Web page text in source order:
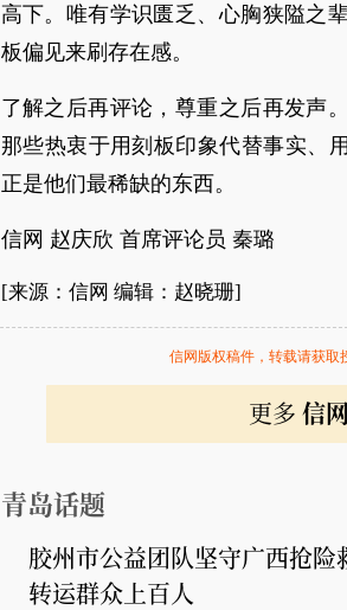
高下。唯有学识匮乏、心胸狭隘之
板偏见来刷存在感。
了解之后再评论，尊重之后再发声
那些热衷于用刻板印象代替事实、
正是他们最稀缺的东西。
信网 赵庆欣 首席评论员 秦璐
[来源：信网 编辑：赵晓珊]
信网版权稿件，转载请获取
更多 信
青岛话题
胶州市公益团队坚守广西抢险
转运群众上百人